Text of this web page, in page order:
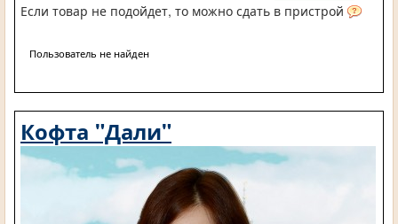
Если товар не подойдет, то можно сдать в пристрой
Пользователь не найден
Кофта "Дали"